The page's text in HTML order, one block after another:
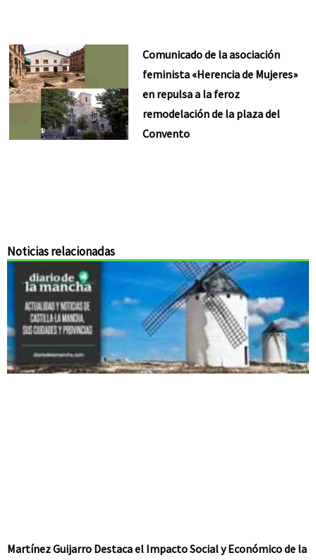
Comunicado de la asociación
feminista «Herencia de Mujeres»
en repulsa a la feroz
remodelación de la plaza del
Convento
Noticias relacionadas
Martínez Guijarro Destaca el Impacto Social y Económico de la